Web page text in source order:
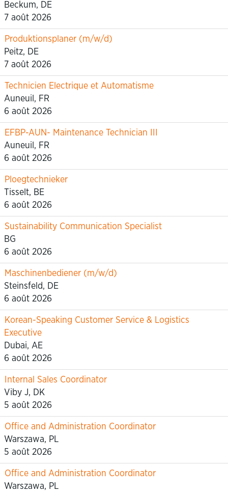
Beckum, DE
7 août 2026
Produktionsplaner (m/w/d)
Peitz, DE
7 août 2026
Technicien Electrique et Automatisme
Auneuil, FR
6 août 2026
EFBP-AUN- Maintenance Technician III
Auneuil, FR
6 août 2026
Ploegtechnieker
Tisselt, BE
6 août 2026
Sustainability Communication Specialist
BG
6 août 2026
Maschinenbediener (m/w/d)
Steinsfeld, DE
6 août 2026
Korean-Speaking Customer Service & Logistics
Executive
Dubai, AE
6 août 2026
Internal Sales Coordinator
Viby J, DK
5 août 2026
Office and Administration Coordinator
Warszawa, PL
5 août 2026
Office and Administration Coordinator
Warszawa, PL